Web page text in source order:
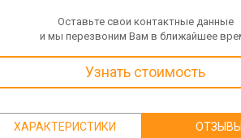
Оставьте свои контактные данные
и мы перезвоним Вам в ближайшее
Узнать стоимость
ХАРАКТЕРИСТИКИ ОТЗЫВЫ